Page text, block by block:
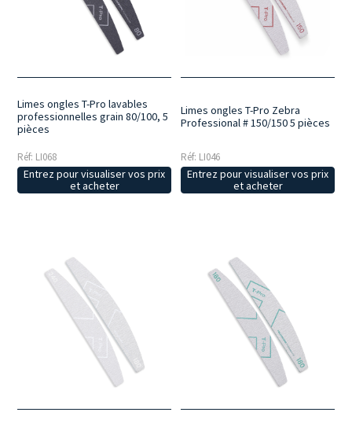
Limes ongles T-Pro lavables
professionnelles grain 80/100, 5
pièces
Réf: LI068
Entrez pour visualiser vos prix
et acheter
Limes ongles T-Pro Zebra
Professional # 150/150 5 pièces
Réf: LI046
Entrez pour visualiser vos prix
et acheter